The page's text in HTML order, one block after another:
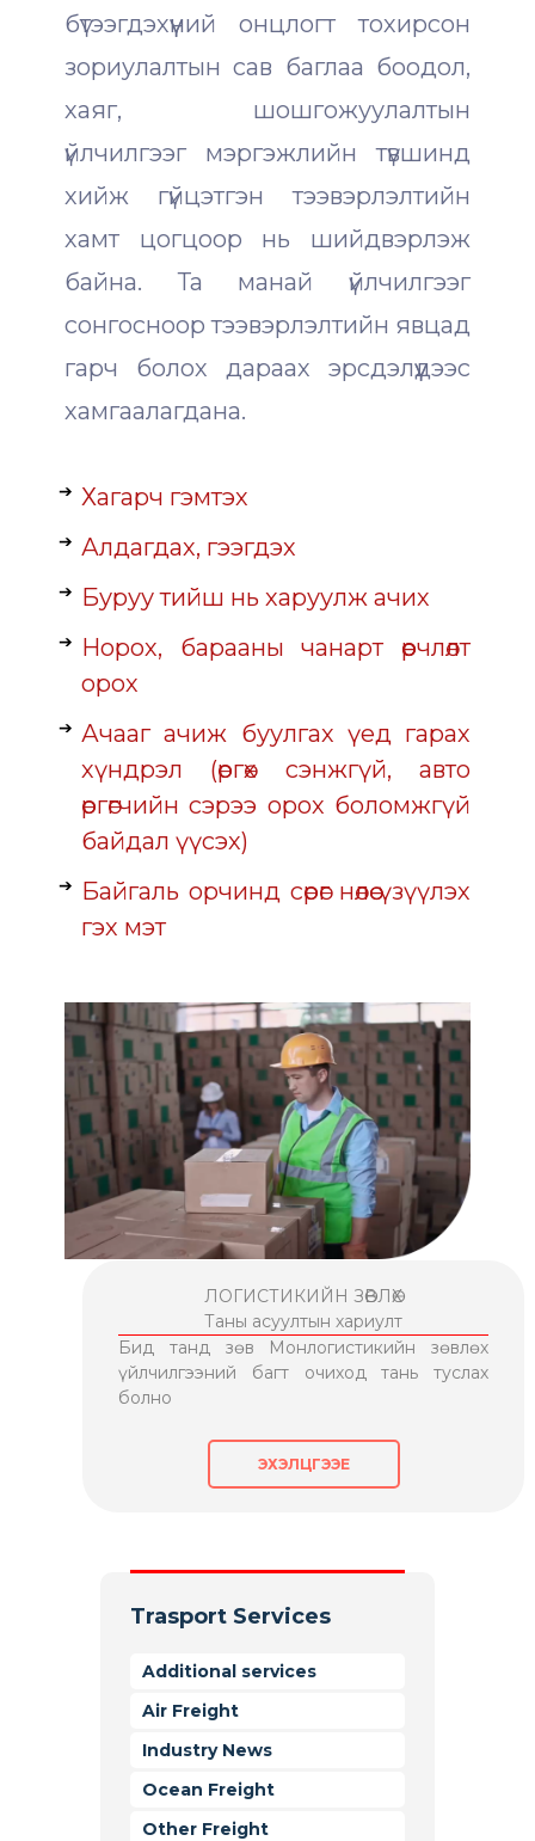
бүтээгдэхүүний онцлогт тохирсон
зориулалтын сав баглаа боодол,
хаяг, шошгожуулалтын
үйлчилгээг мэргэжлийн түвшинд
хийж гүйцэтгэн тээвэрлэлтийн
хамт цогцоор нь шийдвэрлэж
байна. Та манай үйлчилгээг
сонгосноор тээвэрлэлтийн явцад
гарч болох дараах эрсдэлүүдээс
хамгаалагдана.
Хагарч гэмтэх
Алдагдах, гээгдэх
Буруу тийш нь харуулж ачих
Норох, барааны чанарт өөрчлөлт
орох
Ачааг ачиж буулгах үед гарах
хүндрэл (өргөх сэнжгүй, авто
өргөгчийн сэрээ орох боломжгүй
байдал үүсэх)
Байгаль орчинд сөрөг нөлөө үзүүлэх
гэх мэт
ЛОГИСТИКИЙН ЗӨВЛӨХ
Таны асуултын хариулт
Бид танд зөв Монлогистикийн зөвлөх
үйлчилгээний багт очиход тань туслах
болно
ЭХЭЛЦГЭЭЕ
Trasport Services
Additional services
Air Freight
Industry News
Ocean Freight
Other Freight